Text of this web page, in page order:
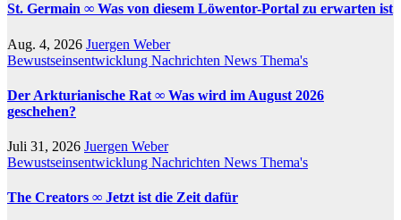
St. Germain ∞ Was von diesem Löwentor-Portal zu erwarten ist
Aug. 4, 2026 Juergen Weber
Bewustseinsentwicklung Nachrichten News Thema's
Der Arkturianische Rat ∞ Was wird im August 2026
geschehen?
Juli 31, 2026 Juergen Weber
Bewustseinsentwicklung Nachrichten News Thema's
The Creators ∞ Jetzt ist die Zeit dafür